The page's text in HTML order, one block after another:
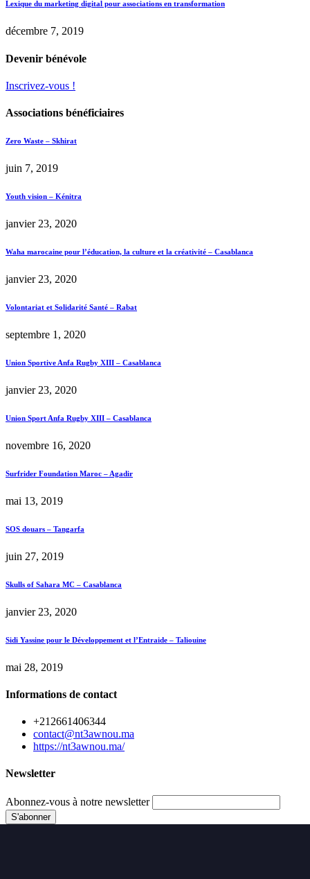
Lexique du marketing digital pour associations en transformation
décembre 7, 2019
Devenir bénévole
Inscrivez-vous !
Associations bénéficiaires
Zero Waste – Skhirat
juin 7, 2019
Youth vision – Kénitra
janvier 23, 2020
Waha marocaine pour l’éducation, la culture et la créativité – Casablanca
janvier 23, 2020
Volontariat et Solidarité Santé – Rabat
septembre 1, 2020
Union Sportive Anfa Rugby XIII – Casablanca
janvier 23, 2020
Union Sport Anfa Rugby XIII – Casablanca
novembre 16, 2020
Surfrider Foundation Maroc – Agadir
mai 13, 2019
SOS douars – Tangarfa
juin 27, 2019
Skulls of Sahara MC – Casablanca
janvier 23, 2020
Sidi Yassine pour le Développement et l’Entraide – Taliouine
mai 28, 2019
Informations de contact
+212661406344
contact@nt3awnou.ma
https://nt3awnou.ma/
Newsletter
Abonnez-vous à notre newsletter